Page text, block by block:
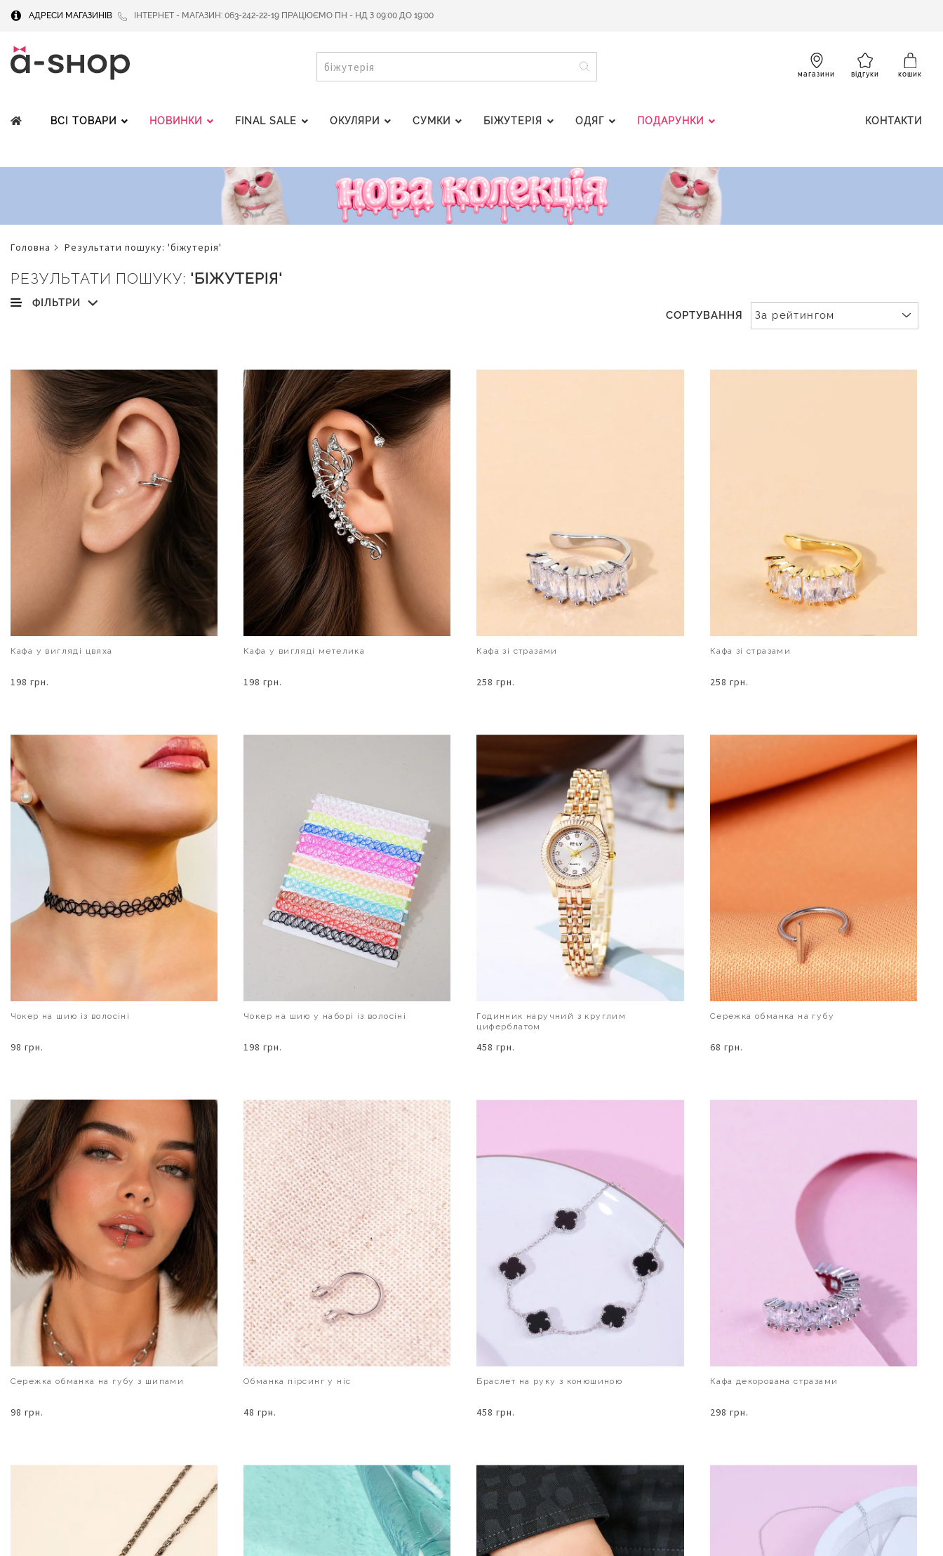
АДРЕСИ МАГАЗИНІВ ІНТЕРНЕТ - МАГАЗИН: 063-242-22-19 ПРАЦЮЄМО ПН - НД З 09:00 ДО 19:00
ПОШУК
ПОШУК
магазини відгуки кошик
ВСІ ТОВАРИ НОВИНКИ FINAL SALE ОКУЛЯРИ СУМКИ БІЖУТЕРІЯ ОДЯГ ПОДАРУНКИ КОНТАКТИ
головна результати пошуку: 'біжутерія'
РЕЗУЛЬТАТИ ПОШУКУ: 'БІЖУТЕРІЯ'
ФІЛЬТРИ
СОРТУВАННЯ
Кафа у вигляді цвяха
198 грн.
Кафа у вигляді метелика
198 грн.
Кафа зі стразами
258 грн.
Кафа зі стразами
258 грн.
Чокер на шию із волосіні
98 грн.
Чокер на шию у наборі із волосіні
198 грн.
Годинник наручний з круглим
циферблатом
458 грн.
Сережка обманка на губу
68 грн.
Сережка обманка на губу з шипами
98 грн.
Обманка пірсинг у ніс
48 грн.
Браслет на руку з конюшиною
458 грн.
Кафа декорована стразами
298 грн.